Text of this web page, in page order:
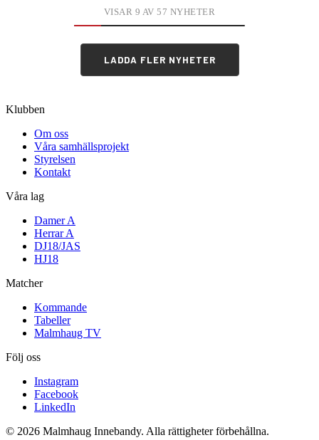
VISAR 9 AV 57 NYHETER
LADDA FLER NYHETER
Klubben
Om oss
Våra samhällsprojekt
Styrelsen
Kontakt
Våra lag
Damer A
Herrar A
DJ18/JAS
HJ18
Matcher
Kommande
Tabeller
Malmhaug TV
Följ oss
Instagram
Facebook
LinkedIn
© 2026 Malmhaug Innebandy. Alla rättigheter förbehållna.